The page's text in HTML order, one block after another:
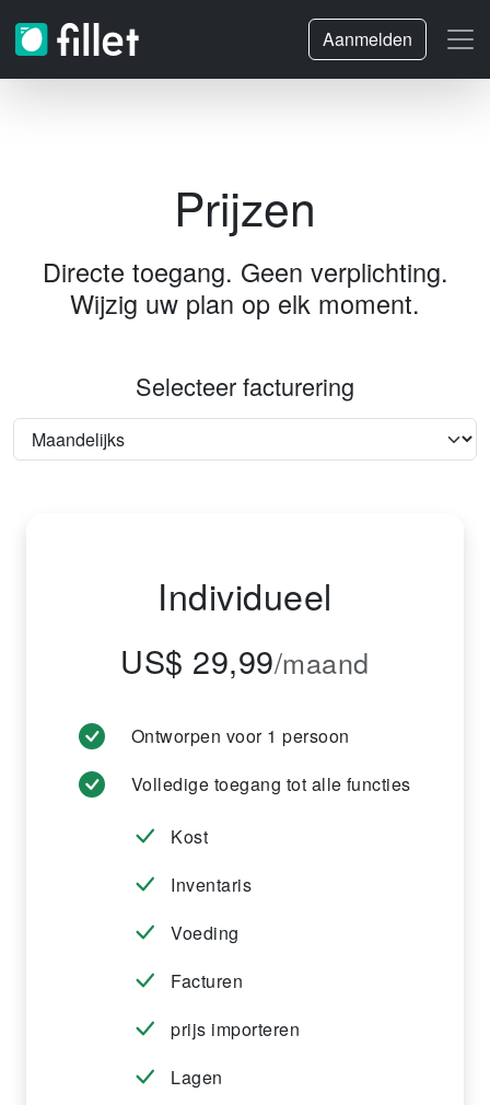
Aanmelden
Prijzen
Directe toegang. Geen verplichting.
Wijzig uw plan op elk moment.
Selecteer facturering
Individueel
US$ 29,99/maand
Ontworpen voor 1 persoon
Volledige toegang tot alle functies
Kost
Inventaris
Voeding
Facturen
prijs importeren
Lagen